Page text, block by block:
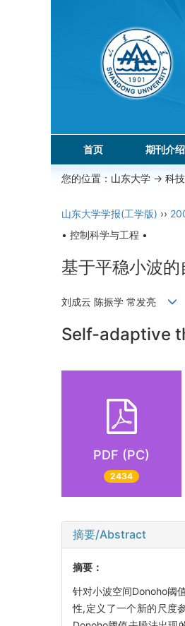
首页 期刊介绍
您的位置： 山东大学 -> 科
山东大学学报(工学版) ››
• 控制科学与工程 •
基于平稳小波
刘成云 陈振学 常发亮
Self-adaptive
PDF (PC)
2434
摘要/Abstract
摘要：
针对小波空间Donoho阈
性,定义了一个新的尺度